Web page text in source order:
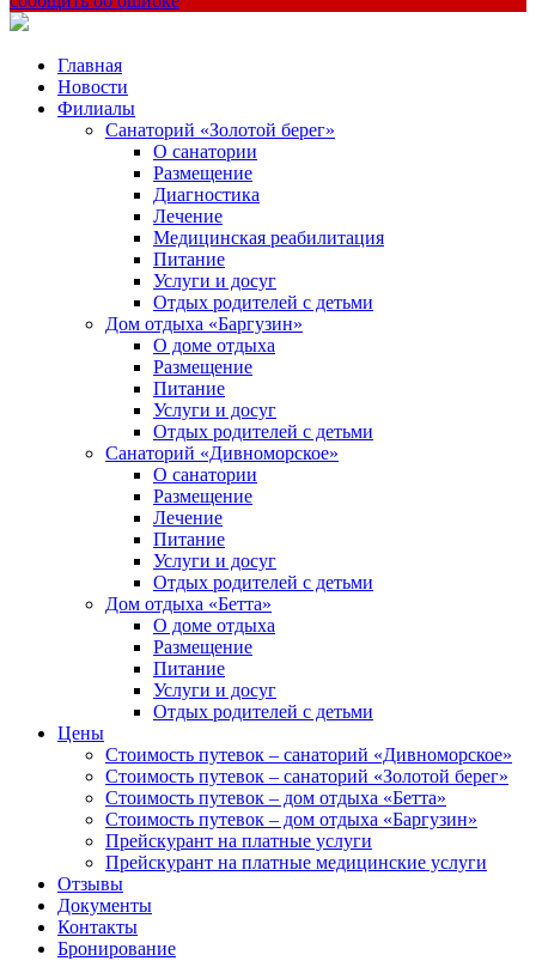
Главная
Новости
Филиалы
Санаторий «Золотой берег»
О санатории
Размещение
Диагностика
Лечение
Медицинская реабилитация
Питание
Услуги и досуг
Отдых родителей с детьми
Дом отдыха «Баргузин»
О доме отдыха
Размещение
Питание
Услуги и досуг
Отдых родителей с детьми
Санаторий «Дивноморское»
О санатории
Размещение
Лечение
Питание
Услуги и досуг
Отдых родителей с детьми
Дом отдыха «Бетта»
О доме отдыха
Размещение
Питание
Услуги и досуг
Отдых родителей с детьми
Цены
Стоимость путевок – санаторий «Дивноморское»
Стоимость путевок – санаторий «Золотой берег»
Стоимость путевок – дом отдыха «Бетта»
Стоимость путевок – дом отдыха «Баргузин»
Прейскурант на платные услуги
Прейскурант на платные медицинские услуги
Отзывы
Документы
Контакты
Бронирование